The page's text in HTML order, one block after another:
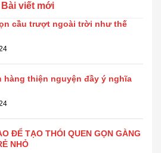
Bài viết mới
cầu trượt ngoài trời như thế
hàng thiện nguyện đầy ý nghĩa
ĐỂ TẠO THÓI QUEN GỌN GÀNG
NHỎ